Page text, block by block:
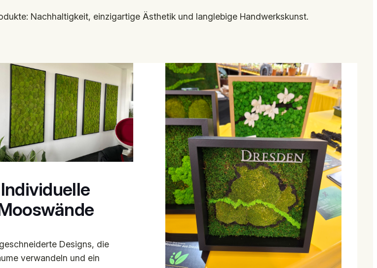
Nachhaltigkeit, einzigartige Ästhetik und langlebige Handwerkskunst.
Individuelle
Designs, die
verwandeln und ein